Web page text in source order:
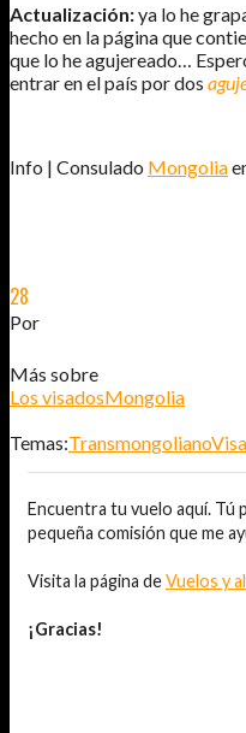
Actualización:ya lo he
hecho en la página que
que lo he agujereado…
entrar en el país por dos
Info | Consulado Mongolia
28
Por
Más sobre
Los visadosMongolia
Temas:Transmongoliano
Encuentra tu vuelo aquí. Tú
pequeña comisión que me
Visita la página deVuelos y
¡Gracias!